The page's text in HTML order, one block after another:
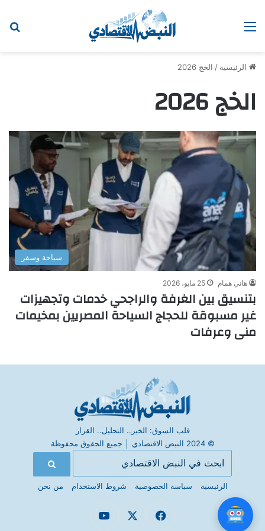
القائمة
الرئيسية / الخج 2026
الخج 2026
سياحة وسفر
هاني همام 25 مايو، 2026
بتنسيق بين الغرفة والراجحي خدمات وتجهيزات
غير مسبوقة للحجاج السياحة المصريين بمخيمات
منى وعرفات
قلب السوق: الخبر.. التحليل.. القرار
© 2024 النبض الاقتصادي
جميع الحقوق محفوظة
الرئيسية سياسة الخصوصية شروط الاستخدام من نحن